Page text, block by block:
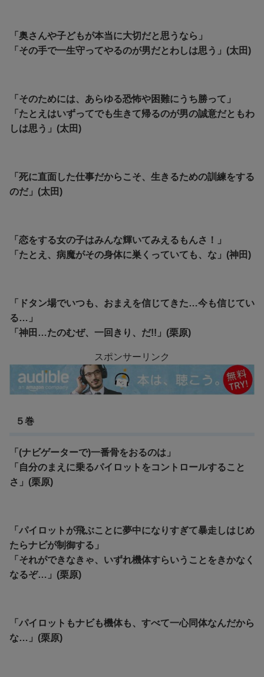
「奥さんや子どもが本当に大切だと思うなら」
「その手で一生守ってやるのが男だとわしは思う」(太田)
「そのためには、あらゆる恐怖や困難にうち勝って」
「たとえはいずってでも生きて帰るのが男の誠意だともわ
しは思う」(太田)
「死に直面した仕事だからこそ、生きるための訓練をする
のだ」(太田)
「恋をする女の子はみんな輝いてみえるもんさ！」
「たとえ、病魔がその身体に巣くっていても、な」(神田)
「ドタン場でいつも、おまえを信じてきた…今も信じてい
る…」
「神田…たのむぜ、一回きり、だ!!」(栗原)
スポンサーリンク
５巻
「(ナビゲーターで)一番骨をおるのは」
「自分のまえに乗るパイロットをコントロールすること
さ」(栗原)
「パイロットが飛ぶことに夢中になりすぎて暴走しはじめ
たらナビが制御する」
「それができなきゃ、いずれ機体すらいうことをきかなく
なるぞ…」(栗原)
「パイロットもナビも機体も、すべて一心同体なんだから
な…」(栗原)